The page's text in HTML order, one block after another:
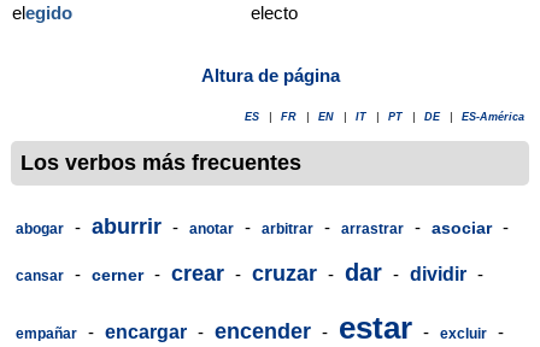
elegido electo
Altura de página
ES FR EN IT PT DE ES-América
Los verbos más frecuentes
abogar - aburrir - anotar - arbitrar - arrastrar - asociar -
cansar - cerner - crear - cruzar - dar - dividir -
empañar - encargar - encender - estar - excluir -